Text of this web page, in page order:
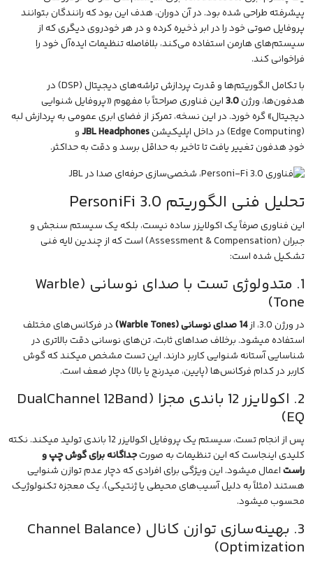
پیشرفته طراحی شده بود. در آن دوران، هدف این بود که رانندگان بتوانند
پروفایل صوتی خود را در ابر ذخیره کرده و در هر خودروی دیگری که از
سیستم‌های هارمن استفاده می‌کند، بلافاصله تنظیمات ایده‌آل خود را
فراخوانی کند.
با تکامل الگوریتم‌ها و قدرت پردازش تراشه‌های دیجیتال (DSP) در
هدفون‌ها، ورژن3.0این فناوری صراحتاً با مفهوم «پروفایل شنوایی
دیجیتال» گره خورد. در این نسخه، تمرکز از فضای ابری عمومی به پردازش لبه
(Edge Computing) در داخل
اپلیکیشنJBL Headphonesو
خودِهدفونتغییر یافت تا تاخیر به حداقل برسد و دقت به حداکثر.
تحلیل فنی الگوریتم PersoniFi 3.0
این فناوری صرفاً یک اکولایزر ساده نیست، بلکه یک سیستم سنجش و
جبران (Assessment & Compensation) است که از چندین لایه فنی
تشکیل شده است:
1. متدولوژی تست با صدای نوسانی (Warble
Tone)
در ورژن 3.0، از 14 صدای نوسانی (Warble Tones)
در فرکانس‌های مختلف
استفاده میشود. برخلاف صداهای ثابت، تن‌های نوسانی دقت بالاتری در
شناسایی آستانه شنوایی کاربر دارند. این تست مشخص میکند که گوش
کاربر در کدام فرکانس‌ها (پایین، میدرنج یا بالا) دچار ضعف است.
2. اکولایزر 12 باندی مجزا (DualChannel 12Band
EQ)
پس از انجام تست، سیستم یک پروفایل اکولایزر 12 باندی تولید میکند. نکته
کلیدی اینجاست که این تنظیمات به صورتجداگانه برای گوش چپ و
راستاعمال میشود. این ویژگی برای افرادی که دچار عدم توازن شنوایی
هستند (مثلاً به دلیل آسیب‌های محیطی یا ژنتیکی)، یک معجزه تکنولوژیک
محسوب میشود.
3. بهینه‌سازی توازن کانال (Channel Balance
Optimization)